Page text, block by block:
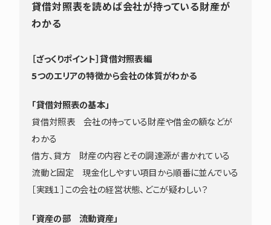
貸借対照表を読めば会社が持っている財産が
わかる
［ざっくりポイント］貸借対照表編
5つのエリアの特徴から会社の体質がわかる
「貸借対照表の基本」
貸借対照表 会社の持っている財産や借金の額などが
わかる
借方、貸方 財産の内容とその調達源が書かれている
流動と固定 現金化しやすい項目から順番に並んでいる
［実践１］この会社の経営状態、どこが疑わしい？
「資産の部 流動資産」